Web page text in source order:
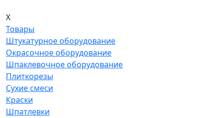
X
Товары
Штукатурное оборудование
Окрасочное оборудование
Шпаклевочное оборудование
Плиткорезы
Сухие смеси
Краски
Шпатлевки